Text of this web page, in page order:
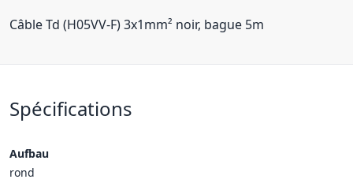
Câble Td (H05VV-F) 3x1mm² noir, bague 5m
Spécifications
Aufbau
rond